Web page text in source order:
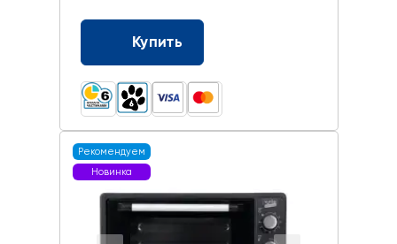
Купить
Рекомендуем
Новинка